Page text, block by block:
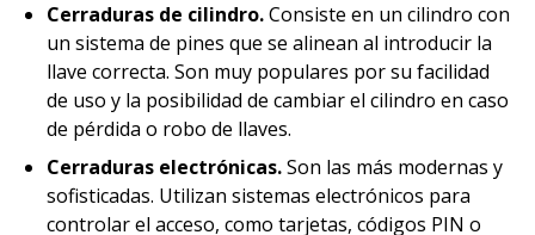
Cerraduras de cilindro.Consiste en un cilindro con
un sistema de pines que se alinean al introducir la
llave correcta. Son muy populares por su facilidad
de uso y la posibilidad de cambiar el cilindro en caso
de pérdida o robo de llaves.
Cerraduras electrónicas.Son las más modernas y
sofisticadas. Utilizan sistemas electrónicos para
controlar el acceso, como tarjetas, códigos PIN o